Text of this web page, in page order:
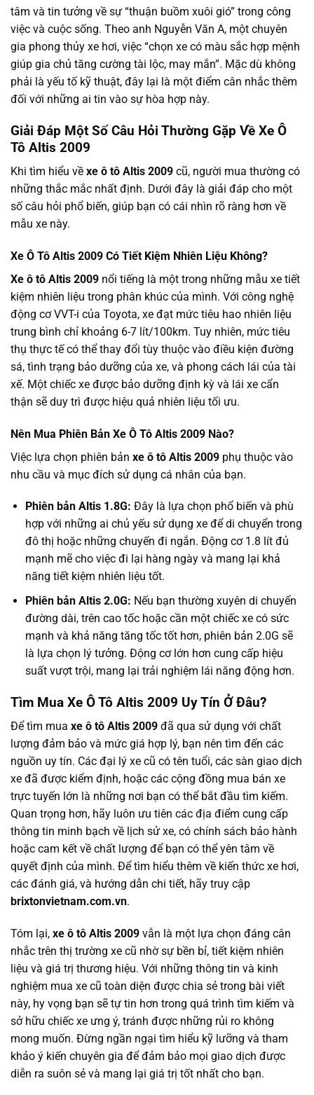
tâm và tin tưởng về sự “thuận buồm xuôi gió” trong công
việc và cuộc sống. Theo anh Nguyễn Văn A, một chuyên
gia phong thủy xe hơi, việc “chọn xe có màu sắc hợp mệnh
giúp gia chủ tăng cường tài lộc, may mắn”. Mặc dù không
phải là yếu tố kỹ thuật, đây lại là một điểm cân nhắc thêm
đối với những ai tin vào sự hòa hợp này.
Giải Đáp Một Số Câu Hỏi Thường Gặp Về Xe Ô
Tô Altis 2009
Khi tìm hiểu về xe ô tô Altis 2009 cũ, người mua thường có
những thắc mắc nhất định. Dưới đây là giải đáp cho một
số câu hỏi phổ biến, giúp bạn có cái nhìn rõ ràng hơn về
mẫu xe này.
Xe Ô Tô Altis 2009 Có Tiết Kiệm Nhiên Liệu Không?
Xe ô tô Altis 2009 nổi tiếng là một trong những mẫu xe tiết
kiệm nhiên liệu trong phân khúc của mình. Với công nghệ
động cơ VVT-i của Toyota, xe đạt mức tiêu hao nhiên liệu
trung bình chỉ khoảng 6-7 lít/100km. Tuy nhiên, mức tiêu
thụ thực tế có thể thay đổi tùy thuộc vào điều kiện đường
sá, tình trạng bảo dưỡng của xe, và phong cách lái của tài
xế. Một chiếc xe được bảo dưỡng định kỳ và lái xe cẩn
thận sẽ duy trì được hiệu quả nhiên liệu tối ưu.
Nên Mua Phiên Bản Xe Ô Tô Altis 2009 Nào?
Việc lựa chọn phiên bản xe ô tô Altis 2009 phụ thuộc vào
nhu cầu và mục đích sử dụng cá nhân của bạn.
Phiên bản Altis 1.8G: Đây là lựa chọn phổ biến và phù
hợp với những ai chủ yếu sử dụng xe để di chuyển trong
đô thị hoặc những chuyến đi ngắn. Động cơ 1.8 lít đủ
mạnh mẽ cho việc đi lại hàng ngày và mang lại khả
năng tiết kiệm nhiên liệu tốt.
Phiên bản Altis 2.0G: Nếu bạn thường xuyên di chuyển
đường dài, trên cao tốc hoặc cần một chiếc xe có sức
mạnh và khả năng tăng tốc tốt hơn, phiên bản 2.0G sẽ
là lựa chọn lý tưởng. Động cơ lớn hơn cung cấp hiệu
suất vượt trội, mang lại trải nghiệm lái năng động hơn.
Tìm Mua Xe Ô Tô Altis 2009 Uy Tín Ở Đâu?
Để tìm mua xe ô tô Altis 2009 đã qua sử dụng với chất
lượng đảm bảo và mức giá hợp lý, bạn nên tìm đến các
nguồn uy tín. Các đại lý xe cũ có tên tuổi, các sàn giao dịch
xe đã được kiểm định, hoặc các cộng đồng mua bán xe
trực tuyến lớn là những nơi bạn có thể bắt đầu tìm kiếm.
Quan trọng hơn, hãy luôn ưu tiên các địa điểm cung cấp
thông tin minh bạch về lịch sử xe, có chính sách bảo hành
hoặc cam kết về chất lượng để bạn có thể yên tâm về
quyết định của mình. Để tìm hiểu thêm về kiến thức xe hơi,
các đánh giá, và hướng dẫn chi tiết, hãy truy cập
brixtonvietnam.com.vn.
Tóm lại, xe ô tô Altis 2009 vẫn là một lựa chọn đáng cân
nhắc trên thị trường xe cũ nhờ sự bền bỉ, tiết kiệm nhiên
liệu và giá trị thương hiệu. Với những thông tin và kinh
nghiệm mua xe cũ toàn diện được chia sẻ trong bài viết
này, hy vọng bạn sẽ tự tin hơn trong quá trình tìm kiếm và
sở hữu chiếc xe ưng ý, tránh được những rủi ro không
mong muốn. Đừng ngần ngại tìm hiểu kỹ lưỡng và tham
khảo ý kiến chuyên gia để đảm bảo mọi giao dịch được
diễn ra suôn sẻ và mang lại giá trị tốt nhất cho bạn.